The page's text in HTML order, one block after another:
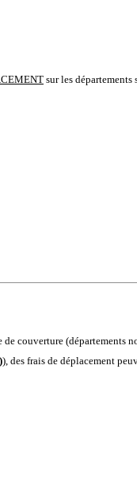
surles départements
couverture (départements
), des frais de déplacement